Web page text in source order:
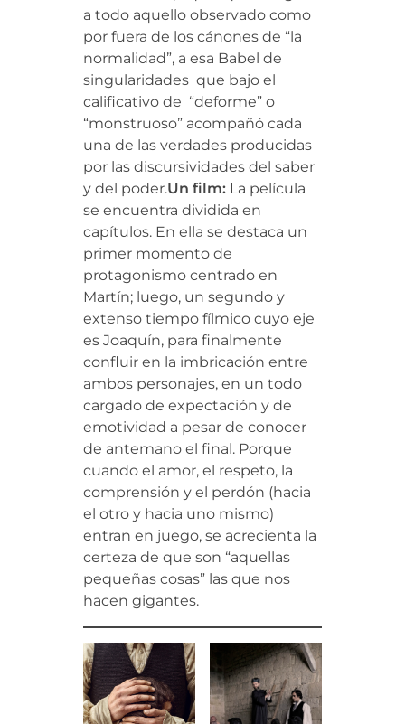
a todo aquello observado como
por fuera de los cánones de “la
normalidad”, a esa Babel de
singularidades que bajo el
calificativo de “deforme” o
“monstruoso” acompañó cada
una de las verdades producidas
por las discursividades del saber
y del poder.Un film:La película
se encuentra dividida en
capítulos. En ella se destaca un
primer momento de
protagonismo centrado en
Martín; luego, un segundo y
extenso tiempo fílmico cuyo eje
es Joaquín, para finalmente
confluir en la imbricación entre
ambos personajes, en un todo
cargado de expectación y de
emotividad a pesar de conocer
de antemano el final. Porque
cuando el amor, el respeto, la
comprensión y el perdón (hacia
el otro y hacia uno mismo)
entran en juego, se acrecienta la
certeza de que son “aquellas
pequeñas cosas” las que nos
hacen gigantes.